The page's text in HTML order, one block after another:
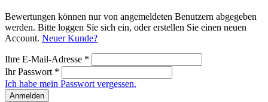
Bewertungen können nur von angemeldeten Benutzern abgegeben
werden. Bitte loggen Sie sich ein, oder erstellen Sie einen neuen
Account. Neuer Kunde?
Ihre E-Mail-Adresse *
Ihr Passwort *
Ich habe mein Passwort vergessen.
Anmelden